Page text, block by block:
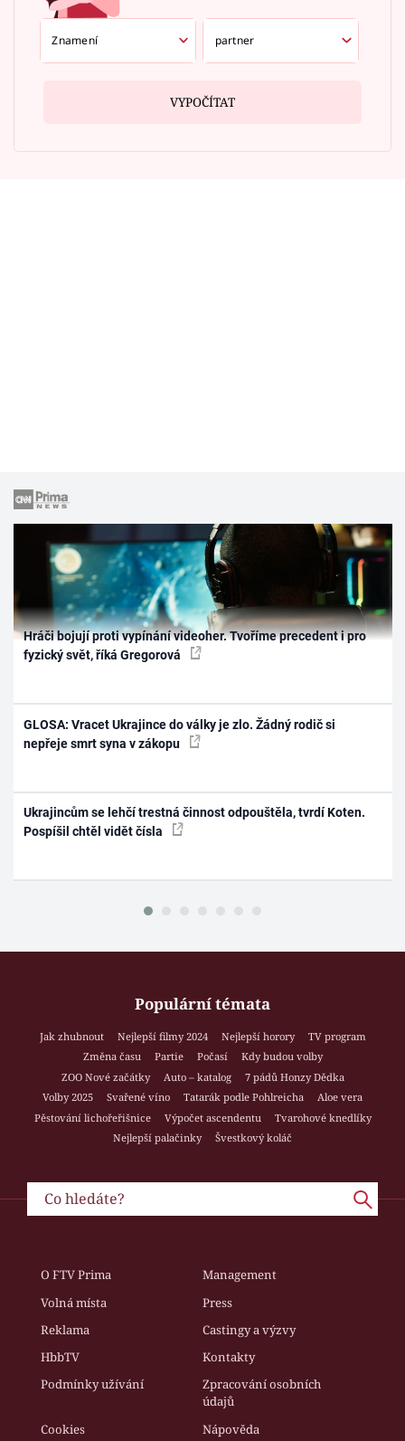
VYPOČÍTAT
Hráči bojují proti vypínání videoher. Tvoříme precedent i pro
fyzický svět, říká Gregorová
GLOSA: Vracet Ukrajince do války je zlo. Žádný rodič si
nepřeje smrt syna v zákopu
Ukrajincům se lehčí trestná činnost odpouštěla, tvrdí Koten.
Pospíšil chtěl vidět čísla
Populární témata
Jak zhubnout Nejlepší filmy 2024 Nejlepší horory
TV program
Změna času
Partie Počasí
Kdy budou volby
ZOO Nové začátky
Auto – katalog
7 pádů Honzy Dědka
Volby 2025
Svařené víno Tatarák podle Pohlreicha
Aloe vera
Pěstování lichořeřišnice
Výpočet ascendentu
Tvarohové knedlíky
Nejlepší palačinky
Švestkový koláč
O FTV Prima
Management
Volná místa
Press
Reklama
Castingy a výzvy
HbbTV
Kontakty
Podmínky užívání
Zpracování osobních
údajů
Cookies
Nápověda